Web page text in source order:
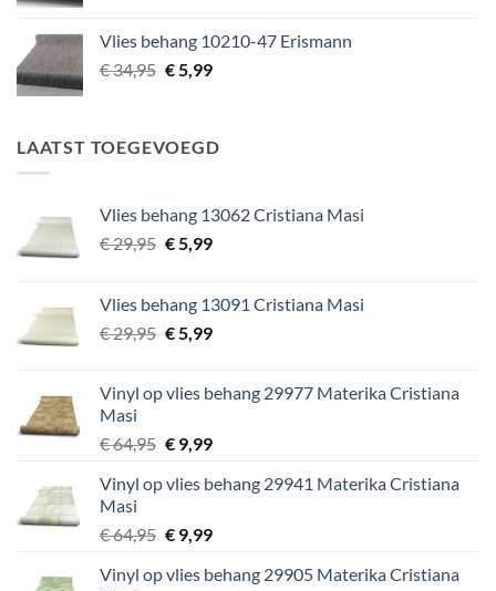
€ 29,95.€ 5,99.
Vlies behang 10210-47 Erismann
€34,95 Oorspronkelijke
€ 34,95.
€5,99Huidige
€ 5,99.
LAATST TOEGEVOEGD
Vlies behang 13062 Cristiana Masi
€29,95 Oorspronkelijke
€ 29,95.
€5,99Huidige
€ 5,99.
Vlies behang 13091 Cristiana Masi
€29,95 Oorspronkelijke
€ 29,95.
€5,99Huidige
€ 5,99.
Vinyl op vlies behang 29977 Materika Cristiana
Masi
€64,95 Oorspronkelijke
was:
€9,99Huidige
is:
Vinyl op vlies behang 29941 Materika Cristiana
Masi
€64,95 Oorspronkelijke
was:
€9,99Huidige
is:
Vinyl op vlies behang 29905 Materika Cristiana